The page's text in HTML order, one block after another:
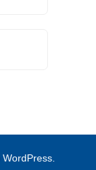
WordPress.